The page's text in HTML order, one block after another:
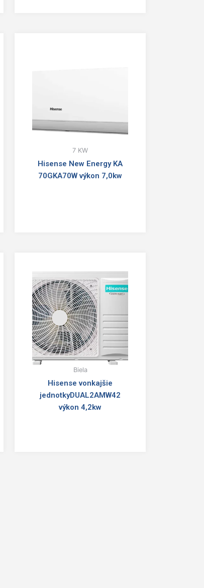
7 KW
Hisense New Energy KA
70GKA70W výkon 7,0kw
Biela
Hisense vonkajšie
jednotkyDUAL2AMW42
výkon 4,2kw